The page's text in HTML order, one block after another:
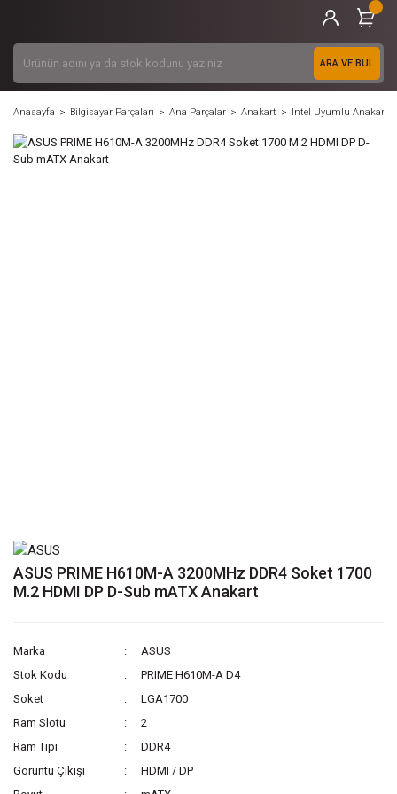
ARA VE BUL
Anasayfa Bilgisayar Parçaları Ana Parçalar Anakart Intel Uyumlu Anakart
ASUS PRIME H610M-A 3200MHz DDR4 Soket 1700
M.2 HDMI DP D-Sub mATX Anakart
Marka
ASUS
Stok Kodu
PRIME H610M-A D4
Soket
LGA1700
Ram Slotu
2
Ram Tipi
DDR4
Görüntü Çıkışı
HDMI / DP